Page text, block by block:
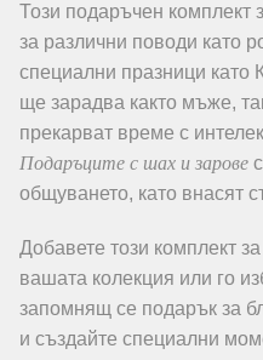
Този подаръчен комплект
за различни поводи като
специални празници като
ще зарадва както мъже,
прекарват време с
Подаръците с шах и зарове
общуването, като внасят
Добавете този комплект
вашата колекция или го
запомнящ се подарък за
и създайте специални